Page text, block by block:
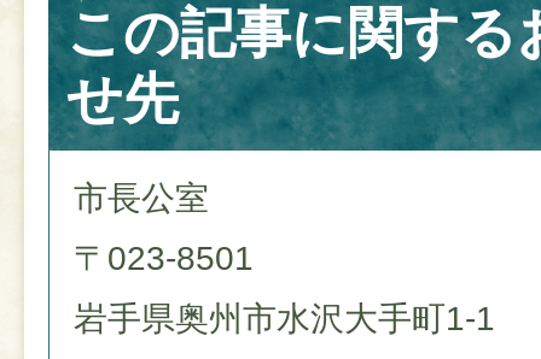
この記事に関する
せ先
市長公室
〒023-8501
岩手県奥州市水沢大手町1-1